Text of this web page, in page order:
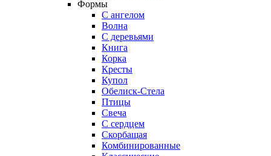
Формы
С ангелом
Волна
С деревьями
Книга
Корка
Кресты
Купол
Обелиск-Стела
Птицы
Свеча
С сердцем
Скорбащая
Комбинированные